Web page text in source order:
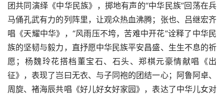
团共同演绎《中华民族》，掷地有声的“中华民族”回荡在兵
马俑孔武有力的列阵里，让观众热血沸腾；张也、吕继宏齐
唱《天耀中华》，“风雨压不垮，苦难中开花”诠释了中华民
族的坚韧与毅力，直抒愿中华民族平安昌盛、生生不息的祈
愿；杨魏玲花搭档董宝石、石头、郑棋元豪情献唱《出
征》，表现了岂曰无衣、与子同袍的团结一心；阿鲁阿卓、
周旋、褚海辰共唱《好儿好女好家园》，表达了中华儿女对